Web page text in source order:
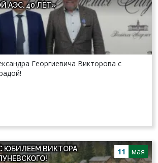
АЭС. 40 ЛЕТ»
Георгиевича Викторова с
11 мая
ЮБИЛЕЕМ ВИКТОРА